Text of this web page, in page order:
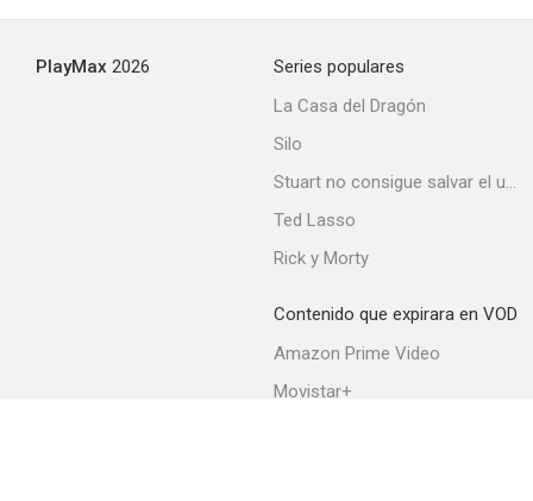
PlayMax 2026
Series populares
La Casa del Dragón
Silo
Stuart no consigue salvar el universo
Ted Lasso
Rick y Morty
Contenido que expirara en VOD
Amazon Prime Video
Movistar+